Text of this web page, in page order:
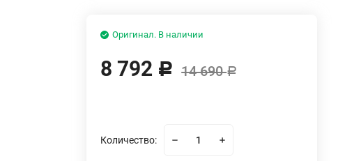
Оригинал. В наличии
8 792 Р 14 690Р
Количество: